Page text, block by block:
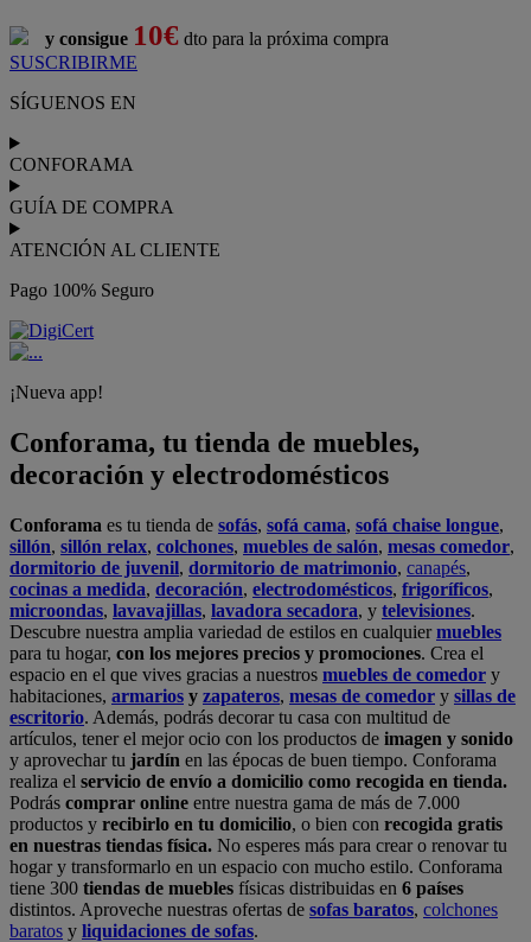
y consigue 10€ dto para la próxima compra
SUSCRIBIRME
SÍGUENOS EN
CONFORAMA
GUÍA DE COMPRA
ATENCIÓN AL CLIENTE
Pago 100% Seguro
¡Nueva app!
Conforama, tu tienda de muebles,
decoración y electrodomésticos
Conforama es tu tienda de sofás, sofá cama, sofá chaise longue,
sillón, sillón relax, colchones, muebles de salón, mesas comedor,
dormitorio de juvenil, dormitorio de matrimonio, canapés,
cocinas a medida, decoración, electrodomésticos, frigoríficos,
microondas, lavavajillas, lavadora secadora, y televisiones.
Descubre nuestra amplia variedad de estilos en cualquiermuebles
para tu hogar, con los mejores precios y promociones. Crea el
espacio en el que vives gracias a nuestros muebles de comedor y
habitaciones, armarios y zapateros, mesas de comedor y sillas de
escritorio. Además, podrás decorar tu casa con multitud de
artículos, tener el mejor ocio con los productos de imagen y sonido
y aprovechar tu jardín en las épocas de buen tiempo. Conforama
realiza el servicio de envío a domicilio como recogida en tienda.
Podrás comprar online entre nuestra gama de más de 7.000
productos y recibirlo en tu domicilio, o bien con recogida gratis
en nuestras tiendas física. No esperes más para crear o renovar tu
hogar y transformarlo en un espacio con mucho estilo. Conforama
tiene 300 tiendas de muebles físicas distribuidas en 6 países
distintos. Aproveche nuestras ofertas de sofas baratos, colchones
baratos y liquidaciones de sofas.